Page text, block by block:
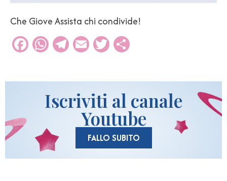
Che Giove Assista chi condivide!
Facebook
WhatsApp
Telegram
EmailTwitter
Iscriviti al canale
Youtube
FALLO SUBITO